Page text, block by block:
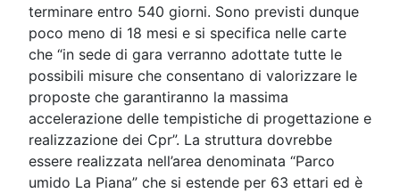
terminare entro 540 giorni. Sono previsti dunque
poco meno di 18 mesi e si specifica nelle carte
che “in sede di gara verranno adottate tutte le
possibili misure che consentano di valorizzare le
proposte che garantiranno la massima
accelerazione delle tempistiche di progettazione e
realizzazione dei Cpr”. La struttura dovrebbe
essere realizzata nell’area denominata “Parco
umido La Piana” che si estende per 63 ettari ed è